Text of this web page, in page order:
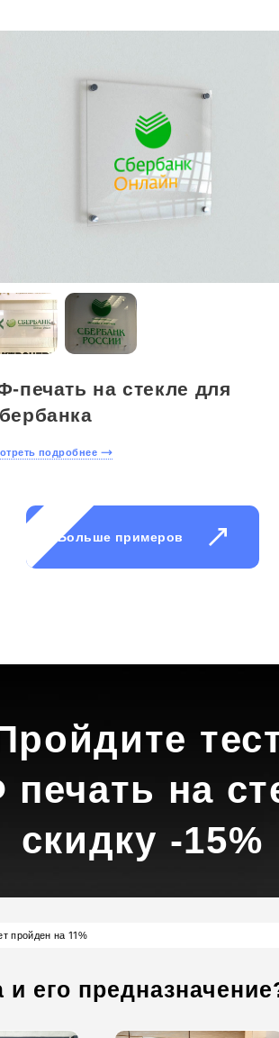
печать на стекле для
подробнее
Больше примеров
печать на
скидку -15%
пройден на11%
и его